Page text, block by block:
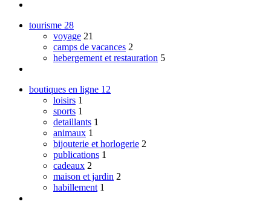
tourisme 28
voyage 21
camps de vacances 2
hebergement et restauration 5
boutiques en ligne 12
loisirs 1
sports 1
detaillants 1
animaux 1
bijouterie et horlogerie 2
publications 1
cadeaux 2
maison et jardin 2
habillement 1